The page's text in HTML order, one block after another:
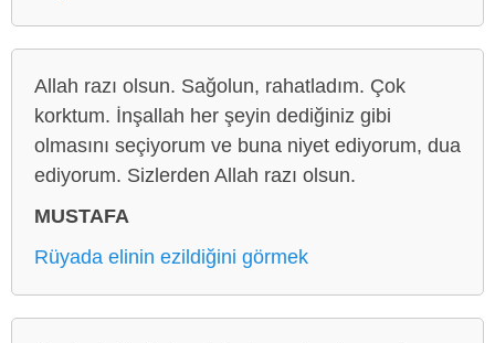
Allah razı olsun. Sağolun, rahatladım. Çok
korktum. İnşallah her şeyin dediğiniz gibi
olmasını seçiyorum ve buna niyet ediyorum, dua
ediyorum. Sizlerden Allah razı olsun.
MUSTAFA
Rüyada elinin ezildiğini görmek